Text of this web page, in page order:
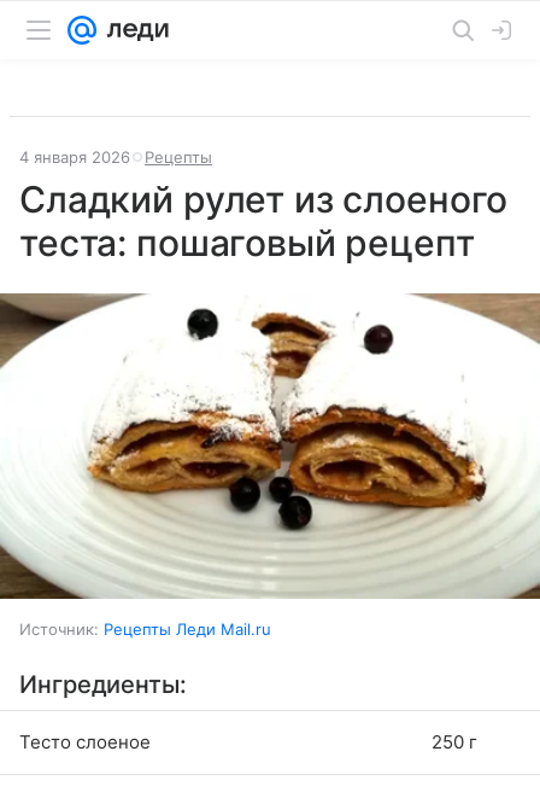
4 января 2026 Рецепты
Сладкий рулет из слоеного
теста: пошаговый рецепт
Источник: Рецепты Леди Mail.ru
Ингредиенты:
Тесто слоеное 250 г